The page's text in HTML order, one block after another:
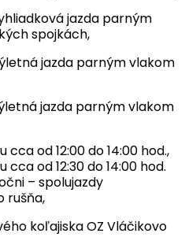
jazda parným
spojkách,
jazda parným vlakom
jazda parným vlakom
od 12:00 do 14:00 hod.,
od 12:30 do 14:00 hod.
– spolujazdy
rušňa,
koľajiska OZ Vláčikovo